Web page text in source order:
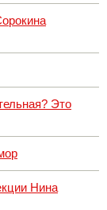
Это
Нина